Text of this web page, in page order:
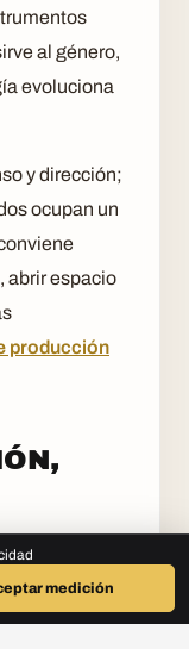
medición
al género,
evoluciona
y dirección;
ocupan un
abrir espacio
producción
si
ritmo,
TU PROGRAMA